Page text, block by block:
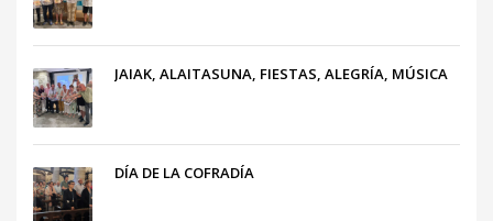
JAIAK, ALAITASUNA, FIESTAS, ALEGRÍA, MÚSICA
DÍA DE LA COFRADÍA